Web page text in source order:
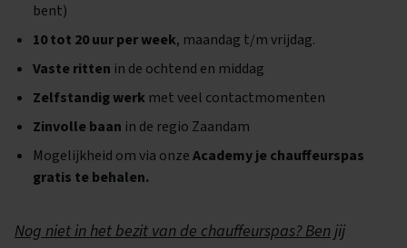
bent)
10 tot 20 uur per week, maandag t/m vrijdag.
Vaste ritten in de ochtend en middag
Zelfstandig werk met veel contactmomenten
Zinvolle baan in de regio Zaandam
Mogelijkheid om via onzeAcademy je chauffeurspas
gratis te behalen.
Nog niet in het bezit van de chauffeurspas? Ben jij